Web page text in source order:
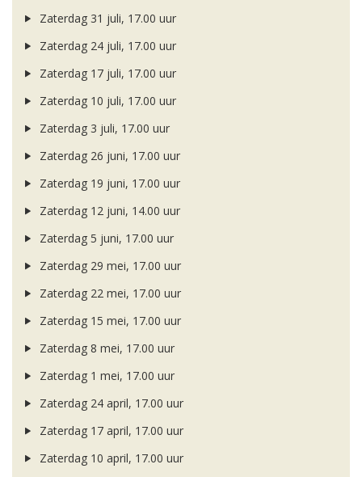
Zaterdag 31 juli, 17.00 uur
Zaterdag 24 juli, 17.00 uur
Zaterdag 17 juli, 17.00 uur
Zaterdag 10 juli, 17.00 uur
Zaterdag 3 juli, 17.00 uur
Zaterdag 26 juni, 17.00 uur
Zaterdag 19 juni, 17.00 uur
Zaterdag 12 juni, 14.00 uur
Zaterdag 5 juni, 17.00 uur
Zaterdag 29 mei, 17.00 uur
Zaterdag 22 mei, 17.00 uur
Zaterdag 15 mei, 17.00 uur
Zaterdag 8 mei, 17.00 uur
Zaterdag 1 mei, 17.00 uur
Zaterdag 24 april, 17.00 uur
Zaterdag 17 april, 17.00 uur
Zaterdag 10 april, 17.00 uur